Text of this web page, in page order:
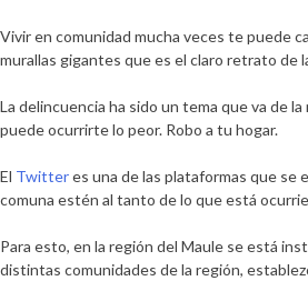
Vivir en comunidad mucha veces te puede
murallas gigantes que es el claro retrato de
La delincuencia ha sido un tema que va de
puede ocurrirte lo peor. Robo a tu hogar.
El Twitteres una de las plataformas que se
comuna estén al tanto de lo que está
Para esto, en la región del Maule se está
distintas comunidades de la región,